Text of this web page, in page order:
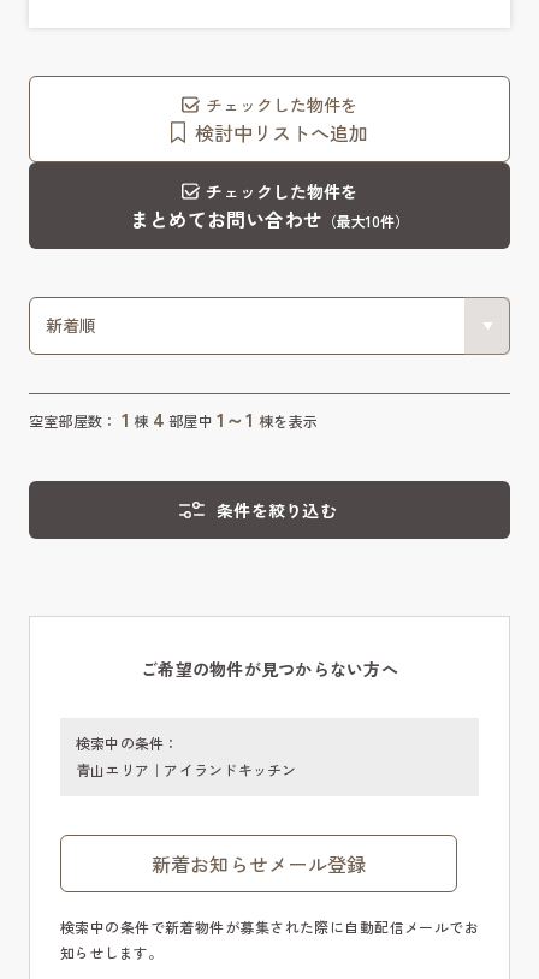
チェックした物件を
検討中リストへ追加
チェックした物件を
まとめてお問い合わせ （最大10件）
空室部屋数： 1 棟 4 部屋中1～1棟を表示
条件を絞り込む
ご希望の物件が見つからない方へ
検索中の条件：
青山エリア｜アイランドキッチン
新着お知らせメール登録
検索中の条件で新着物件が募集された際に自動配信メールでお
知らせします。